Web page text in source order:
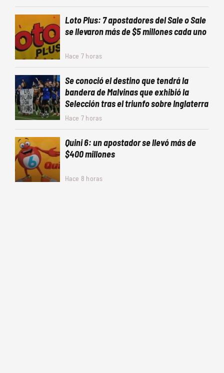
Loto Plus: 7 apostadores del Sale o Sale
se llevaron más de $5 millones cada uno
Hace 7 horas
Se conoció el destino que tendrá la
bandera de Malvinas que exhibió la
Selección tras el triunfo sobre Inglaterra
Hace 7 horas
Quini 6: un apostador se llevó más de
$400 millones
Hace 8 horas